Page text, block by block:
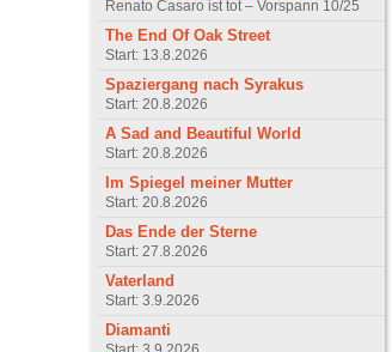
Renato Casaro ist tot – Vorspann 10/25
The End Of Oak Street
Start: 13.8.2026
Spaziergang nach Syrakus
Start: 20.8.2026
A Sad and Beautiful World
Start: 20.8.2026
Im Spiegel meiner Mutter
Start: 20.8.2026
Das Ende der Sterne
Start: 27.8.2026
Vaterland
Start: 3.9.2026
Diamanti